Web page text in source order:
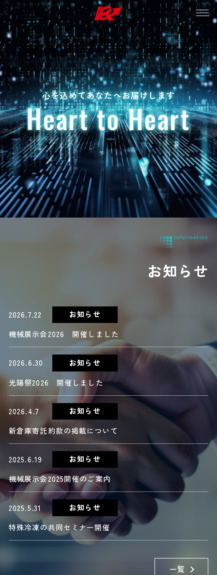
心を込めてあなたへお届けします
earttoH
お知らせ
2026.7.22
お知らせ
機械展示会2026 開催しました
2026.6.30
お知らせ
光陽祭2026 開催しました
2026.4.7
お知らせ
新倉庫寄託約款の掲載について
2025.6.19
お知らせ
機械展示会2025開催のご案内
2025.5.31
お知らせ
特殊冷凍の共同セミナー開催
一覧